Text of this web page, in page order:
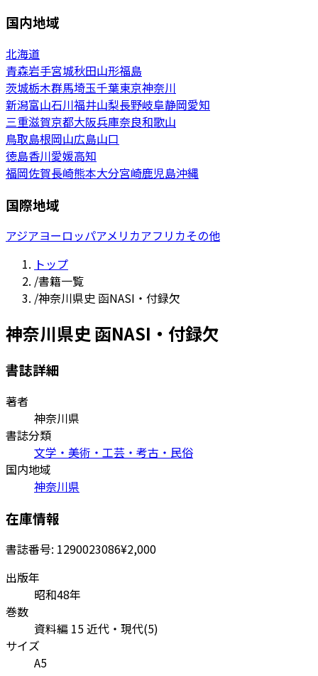
国内地域
北海道
青森岩手宮城秋田山形福島
茨城栃木群馬埼玉千葉東京神奈川
新潟富山石川福井山梨長野岐阜静岡愛知
三重滋賀京都大阪兵庫奈良和歌山
鳥取島根岡山広島山口
徳島香川愛媛高知
福岡佐賀長崎熊本大分宮崎鹿児島沖縄
国際地域
アジアヨーロッパアメリカアフリカその他
トップ
/書籍一覧
/神奈川県史 函NASI・付録欠
神奈川県史 函NASI・付録欠
書誌詳細
著者
神奈川県
書誌分類
文学・美術・工芸・考古・民俗
国内地域
神奈川県
在庫情報
書誌番号: 1290023086¥2,000
出版年
昭和48年
巻数
資料編 15 近代・現代(5)
サイズ
A5